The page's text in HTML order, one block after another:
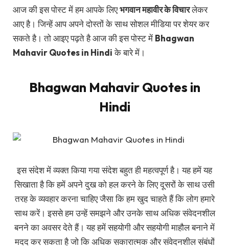
आज की इस पोस्ट में हम आपके लिएभगवान महावीर के विचारलेकर
आए है। जिन्हें आप अपने दोस्तों के साथ सोशल मीडिया पर शेयर कर
सकते है। तो आइए पढ़ते है आज की इस पोस्ट में Bhagwan
Mahavir Quotes in Hindiके बारे में।
Bhagwan Mahavir Quotes in
Hindi
इस संदेश में व्यक्त किया गया संदेश बहुत ही महत्वपूर्ण है। यह हमें यह
सिखाता है कि हमें अपने दुख को हल करने के लिए दूसरों के साथ उसी
तरह के व्यवहार करना चाहिए जैसा कि हम खुद चाहते हैं कि लोग हमारे
साथ करें। इससे हम उन्हें समझने और उनके साथ अधिक संवेदनशील
बनने का अवसर देते हैं। यह हमें सहयोगी और सहयोगी माहौल बनाने में
मदद कर सकता है जो कि अधिक सकारात्मक और संवेदनशील संबंधों